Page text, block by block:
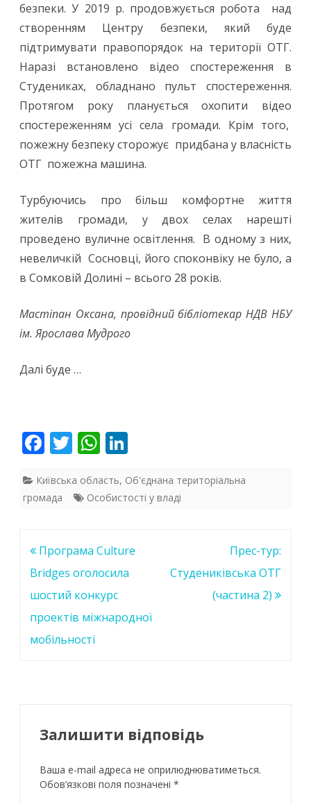
безпеки. У 2019 р. продовжується робота над
створенням Центру безпеки, який буде
підтримувати правопорядок на території ОТГ.
Наразі встановлено відео спостереження в
Студениках, обладнано пульт спостереження.
Протягом року планується охопити відео
спостереженням усі села громади. Крім того,
пожежну безпеку сторожує придбана у власність
ОТГ пожежна машина.
Турбуючись про більш комфортне життя
жителів громади, у двох селах нарешті
проведено вуличне освітлення. В одному з них,
невеличкій Сосновці, його споконвіку не було, а
в Сомковій Долині – всього 28 років.
Мастіпан Оксана, провідний бібліотекар НДВ НБУ
ім. Ярослава Мудрого
Далі буде …
F
e
b
o
k
T
itt
er
W
at
s
p
p
k
e
n
Київська область, Об'єднана територіальна
громада
Особистості у владі
Навігація
записів
Програма Culture
Bridges оголоcила
шостий конкурс
проектів міжнародної
мобільності
Прес-тур:
Студениківська ОТГ
(частина 2)
Залишити відповідь
Ваша e-mail адреса не оприлюднюватиметься.
Обов’язкові поля позначені *